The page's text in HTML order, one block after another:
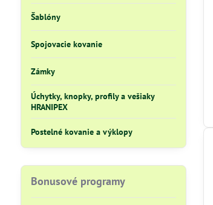
Šablóny
Spojovacie kovanie
Zámky
Úchytky, knopky, profily a vešiaky
HRANIPEX
Postelné kovanie a výklopy
Bonusové programy